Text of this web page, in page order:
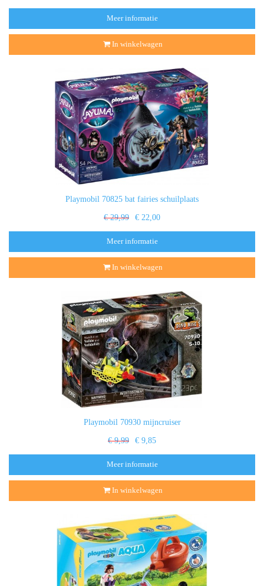
Meer informatie
In winkelwagen
Playmobil 70825 bat fairies schuilplaats
€ 29,99 € 22,00
Meer informatie
In winkelwagen
Playmobil 70930 mijncruiser
€ 9,99 € 9,85
Meer informatie
In winkelwagen